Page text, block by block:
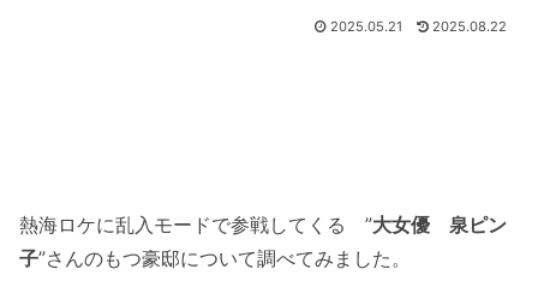
2025.05.21 2025.08.22
熱海ロケに乱入モードで参戦してくる ”大女優 泉ピン
子”さんのもつ豪邸について調べてみました。